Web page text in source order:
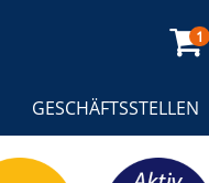
1
GESCHÄFTSSTELLEN